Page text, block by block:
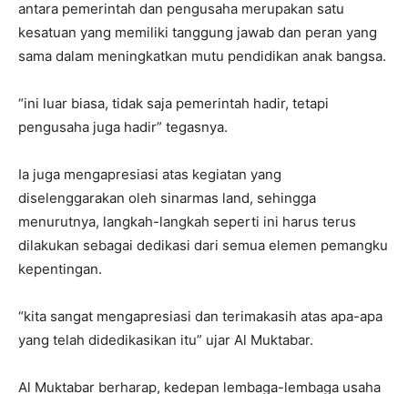
antara pemerintah dan pengusaha merupakan satu
kesatuan yang memiliki tanggung jawab dan peran yang
sama dalam meningkatkan mutu pendidikan anak bangsa.
“ini luar biasa, tidak saja pemerintah hadir, tetapi
pengusaha juga hadir” tegasnya.
Ia juga mengapresiasi atas kegiatan yang
diselenggarakan oleh sinarmas land, sehingga
menurutnya, langkah-langkah seperti ini harus terus
dilakukan sebagai dedikasi dari semua elemen pemangku
kepentingan.
“kita sangat mengapresiasi dan terimakasih atas apa-apa
yang telah didedikasikan itu” ujar Al Muktabar.
Al Muktabar berharap, kedepan lembaga-lembaga usaha